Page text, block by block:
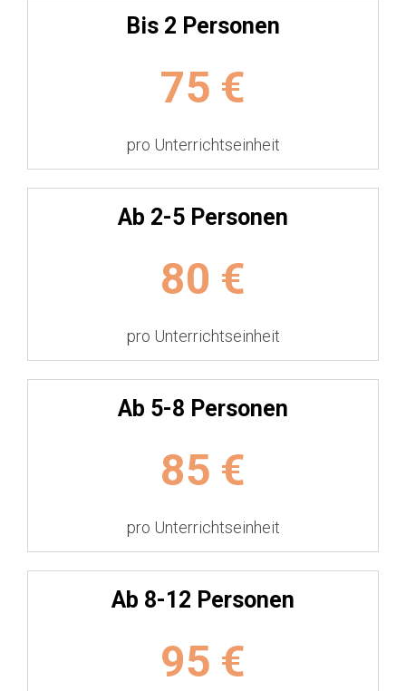
Bis 2 Personen
€
75
pro Unterrichtseinheit
Ab 2-5 Personen
€
80
pro Unterrichtseinheit
Ab 5-8 Personen
€
85
pro Unterrichtseinheit
Ab 8-12 Personen
€
95